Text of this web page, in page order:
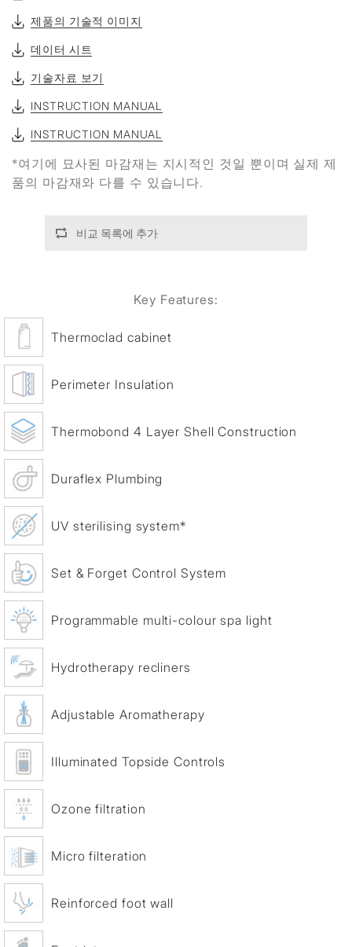
제품의 기술적 이미지
데이터 시트
기술자료 보기
INSTRUCTION MANUAL
INSTRUCTION MANUAL
*여기에 묘사된 마감재는 지시적인 것일 뿐이며 실제 제
품의 마감재와 다를 수 있습니다.
비교 목록에 추가
Key Features:
Thermoclad cabinet
Perimeter Insulation
Thermobond 4 Layer Shell Construction
Duraflex Plumbing
UV sterilising system*
Set & Forget Control System
Programmable multi-colour spa light
Hydrotherapy recliners
Adjustable Aromatherapy
Illuminated Topside Controls
Ozone filtration
Micro filteration
Reinforced foot wall